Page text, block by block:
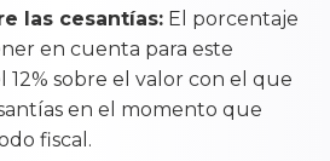
las cesantías: El porcentaje
en cuenta para este
sobre el valor con el que
en el momento que
fiscal.